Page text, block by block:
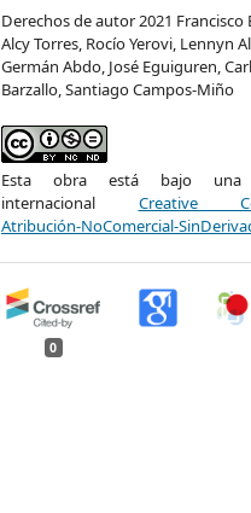
Derechos de autor 2021 Francisco
Alcy Torres, Rocío Yerovi, Lennyn
Germán Abdo, José Eguiguren,
Barzallo, Santiago Campos-Miño
Esta obra está bajo una
internacional Creative
Atribución-NoComercial-
0